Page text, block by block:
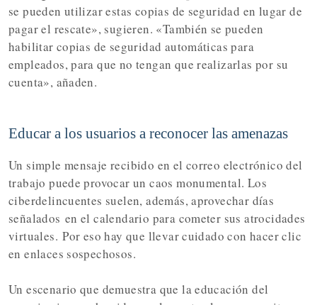
se pueden utilizar estas copias de seguridad en lugar de
pagar el rescate», sugieren. «También se pueden
habilitar copias de seguridad automáticas para
empleados, para que no tengan que realizarlas por su
cuenta», añaden.
Educar a los usuarios a reconocer las amenazas
Un simple mensaje recibido en el correo electrónico del
trabajo puede provocar un caos monumental. Los
ciberdelincuentes suelen, además, aprovechar días
señalados en el calendario para cometer sus atrocidades
virtuales. Por eso hay que llevar cuidado con hacer clic
en enlaces sospechosos.
Un escenario que demuestra que la educación del